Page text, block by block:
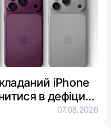
iPhone
в дефіциті
07.08.2026